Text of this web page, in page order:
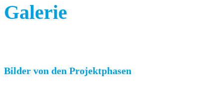
Galerie
Bilder von den Projektphasen